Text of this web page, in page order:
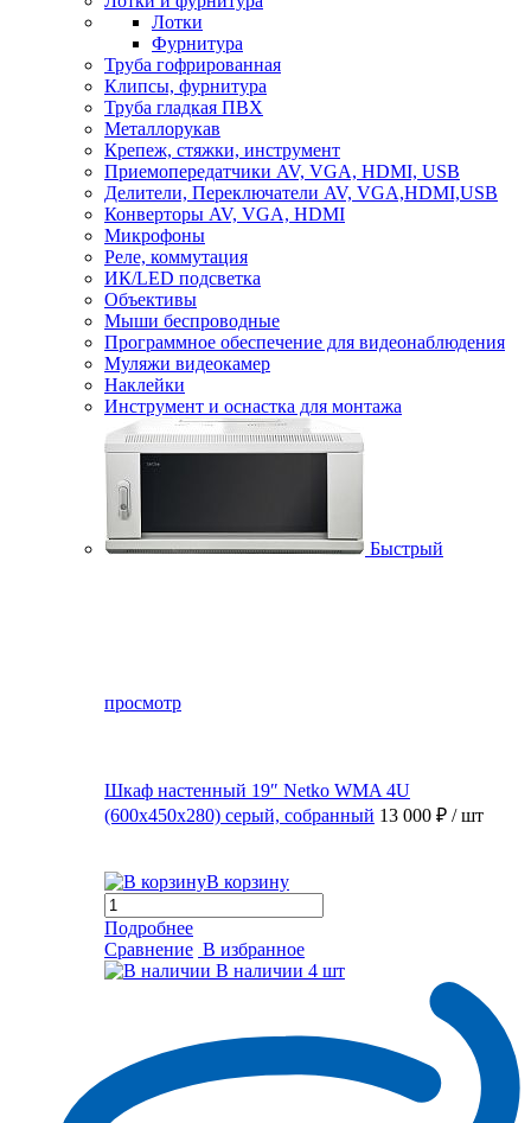
Лотки
Фурнитура
Труба гофрированная
Клипсы, фурнитура
Труба гладкая ПВХ
Металлорукав
Крепеж, стяжки, инструмент
Приемопередатчики AV, VGA, HDMI, USB
Делители, Переключатели AV, VGA,HDMI,USB
Конверторы AV, VGA, HDMI
Микрофоны
Реле, коммутация
ИК/LED подсветка
Объективы
Мыши беспроводные
Программное обеспечение для видеонаблюдения
Муляжи видеокамер
Наклейки
Инструмент и оснастка для монтажа
Быстрый
просмотр
Шкаф настенный 19″ Netko WMA 4U
(600x450x280) серый, собранный 13 000 ₽ / шт
В корзину
Подробнее
Сравнение В избранное
В наличии 4 шт